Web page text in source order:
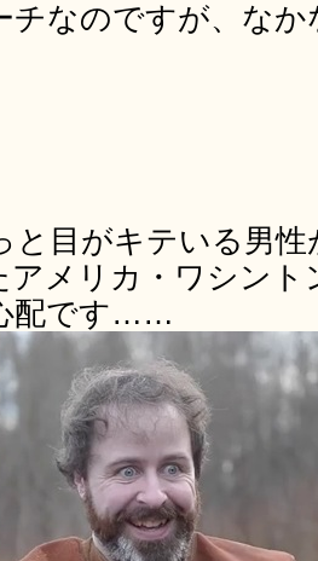
チなのですが、な
と目がキテいる男
アメリカ・ワシント
配です……